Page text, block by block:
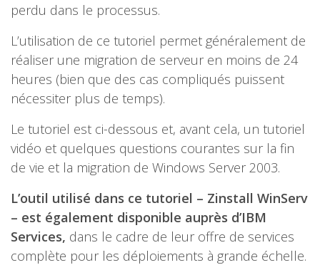
perdu dans le processus.
L’utilisation de ce tutoriel permet généralement de
réaliser une migration de serveur en moins de 24
heures (bien que des cas compliqués puissent
nécessiter plus de temps).
Le tutoriel est ci-dessous et, avant cela, un tutoriel
vidéo et quelques questions courantes sur la fin
de vie et la migration de Windows Server 2003.
L’outil utilisé dans ce tutoriel – Zinstall WinServ
– est également disponible auprès d’IBM
Services, dans le cadre de leur offre de services
complète pour les déploiements à grande échelle.